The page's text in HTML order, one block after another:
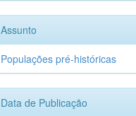
Assunto
Populações pré-históricas
Data de Publicação